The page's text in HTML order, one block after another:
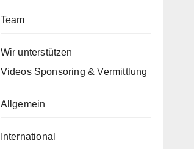
Team
Wir unterstützen
Videos Sponsoring & Vermittlung
Allgemein
International